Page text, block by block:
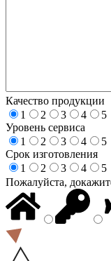
Качество продукции
1
2 3 4
5
Уровень сервиса
1
2 3 4
5
Срок изготовления
1
2 3 4
5
Пожалуйста,